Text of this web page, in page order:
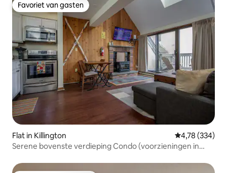
Favoriet van gasten
Favoriet van gasten
Flat in Killington Gemiddelde
4,78 (334)
Serene bovenste verdieping Condo (voorzieningen in